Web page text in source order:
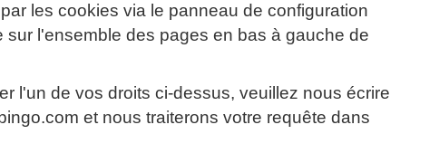
les cookies via le panneau de configuration
sur l'ensemble des pages en bas à gauche de
l'un de vos droits ci-dessus, veuillez nous écrire
et nous traiterons votre requête dans